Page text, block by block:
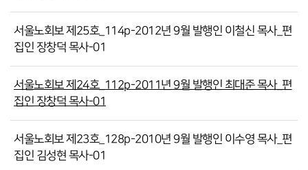
서울노회보 제25호_114p-2012년 9월 발행인 이철신 목사_편
집인 장창덕 목사-01
서울노회보 제24호_112p-2011년 9월 발행인 최대준 목사_편
집인 장창덕 목사-01
서울노회보 제23호_128p-2010년 9월 발행인 이수영 목사_편
집인 김성현 목사-01